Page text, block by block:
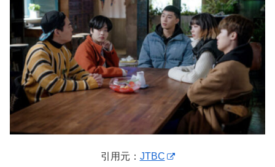
引用元： JTBC